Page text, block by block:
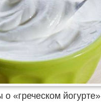
о «греческом йогурте»